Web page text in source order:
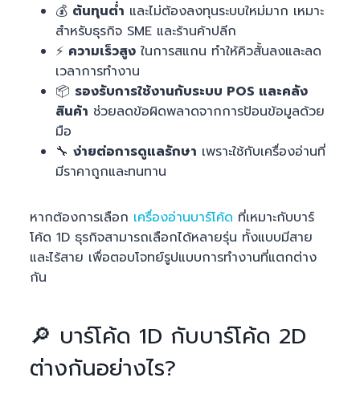
💰 ต้นทุนต่ำ และไม่ต้องลงทุนระบบใหม่มาก เหมาะ
สำหรับธุรกิจ SME และร้านค้าปลีก
⚡ ความเร็วสูง ในการสแกน ทำให้คิวสั้นลงและลด
เวลาการทำงาน
📦 รองรับการใช้งานกับระบบ POS และคลัง
สินค้า ช่วยลดข้อผิดพลาดจากการป้อนข้อมูลด้วย
มือ
🔧ง่ายต่อการดูแลรักษา เพราะใช้กับเครื่องอ่านที่
มีราคาถูกและทนทาน
หากต้องการเลือก เครื่องอ่านบาร์โค้ด ที่เหมาะกับบาร์
โค้ด 1D ธุรกิจสามารถเลือกได้หลายรุ่น ทั้งแบบมีสาย
และไร้สาย เพื่อตอบโจทย์รูปแบบการทำงานที่แตกต่าง
กัน
🔎 บาร์โค้ด 1D กับบาร์โค้ด 2D
ต่างกันอย่างไร?